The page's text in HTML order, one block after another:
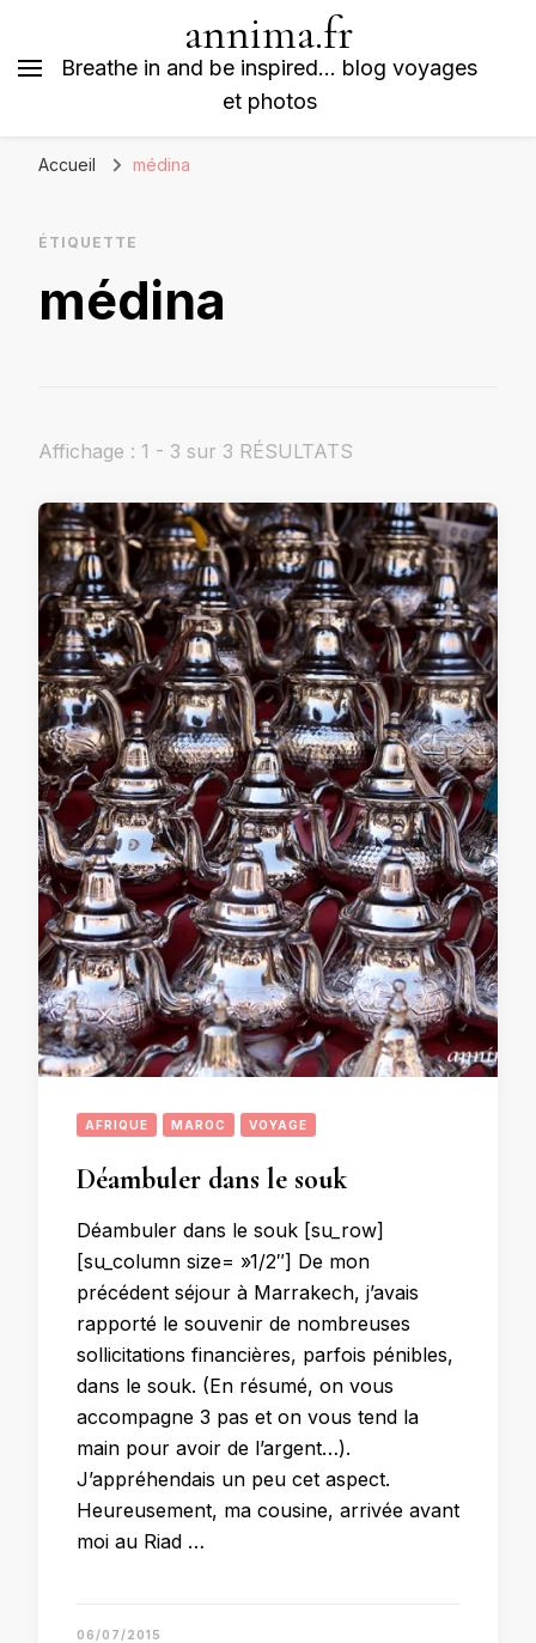
annima.fr
Breathe in and be inspired… blog voyages
et photos
Accueil médina
ÉTIQUETTE
médina
Affichage : 1 - 3 sur 3 RÉSULTATS
AFRIQUE MAROC VOYAGE
Déambuler dans le souk
Déambuler dans le souk [su_row]
[su_column size= »1/2″] De mon
précédent séjour à Marrakech, j’avais
rapporté le souvenir de nombreuses
sollicitations financières, parfois pénibles,
dans le souk. (En résumé, on vous
accompagne 3 pas et on vous tend la
main pour avoir de l’argent…).
J’appréhendais un peu cet aspect.
Heureusement, ma cousine, arrivée avant
moi au Riad …
06/07/2015